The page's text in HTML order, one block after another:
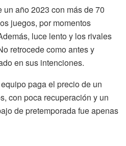
un año 2023 con más de 70
juegos, por momentos
luce lento y los rivales
retrocede como antes y
en sus intenciones.
paga el precio de un
con poca recuperación y un
de pretemporada fue apenas